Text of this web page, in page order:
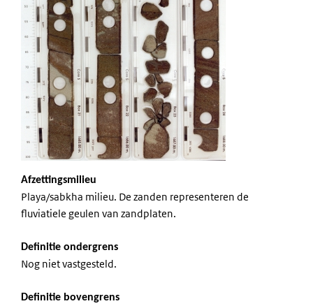
Afzettingsmilieu
Playa/sabkha milieu. De zanden representeren de
fluviatiele geulen van zandplaten.
Definitie ondergrens
Nog niet vastgesteld.
Definitie bovengrens